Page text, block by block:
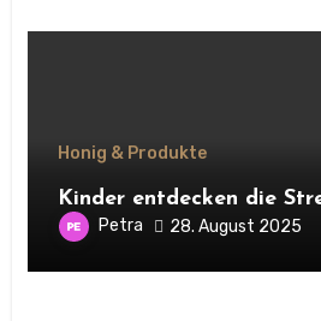
Honig & Produkte
Kinder entdecken die
Petra 28. August 2025